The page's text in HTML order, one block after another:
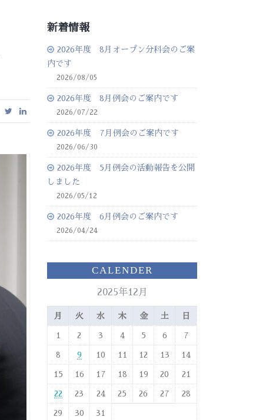
新着情報
2026年度 8月オープン分科会のご案
内です
2026/08/05
2026年度 8月例会のご案内です
2026/07/22
2026年度 7月例会のご案内です
2026/06/30
2026年度 5月例会の活動報告を公開
しました
2026/05/12
2026年度 6月例会のご案内です
2026/04/24
CALENDER
2025年12月
月 火 水 木 金 土 日
1 2 3 4 5 6 7
8 9 10 11 12 13 14
15 16 17 18 19 20 21
22 23 24 25 26 27 28
29 30
31